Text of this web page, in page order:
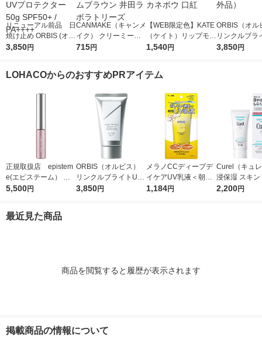
リニューアル前品 日
焼け止め ORBIS (オル
ビス) リンクルブライ
3,850円
CANMAKE（キャンメ
イク） クリーミータ
ッチライナー 02 ミ
715円
【WEB限定色】KATE
（ケイト）リップモン
スター 04 パンプキン
1,540円
ORBIS（オル
リンクルブラ
プロテクター
3,850円
LOHACOからのおすすめPRアイテム
正規取扱店 epistem
e(エピステーム） パ
ワライズラッシュセラ
5,500円
ORBIS（オルビス）
リンクルブライトUV
プロテクター N 50g
3,850円
メラノCCディープデ
イケアUV乳液＜朝用
日焼け止め乳液＞50g
1,184円
Curel（キュ
浸保湿 スキン
ＵＶセラム
2,200円
最近見た商品
商品を閲覧すると履歴が表示されます
掲載商品の情報について